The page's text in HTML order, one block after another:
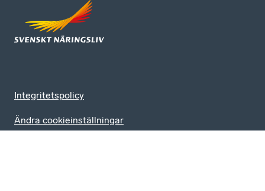
Integritetspolicy
Ändra cookieinställningar